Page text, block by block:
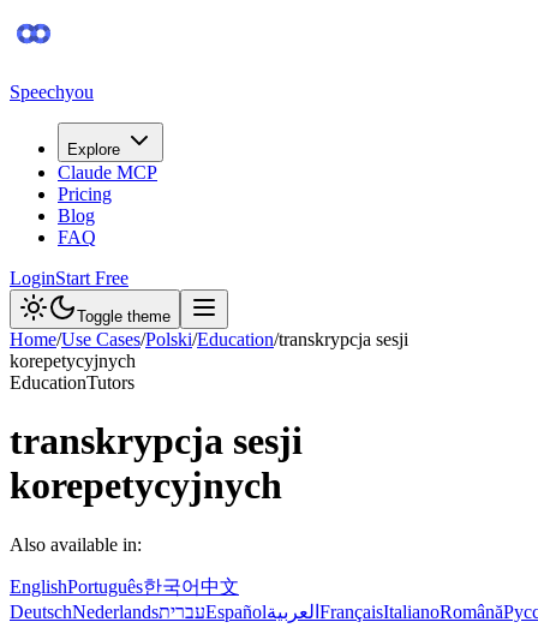
Speechyou
Explore
Claude MCP
Pricing
Blog
FAQ
LoginStart Free
Toggle theme
Home/Use Cases/Polski/Education/transkrypcja sesji
korepetycyjnych
EducationTutors
transkrypcja sesji
korepetycyjnych
Also available in:
EnglishPortuguês한국어中文
DeutschNederlandsעבריתEspañolالعربية FrançaisItalianoRomână